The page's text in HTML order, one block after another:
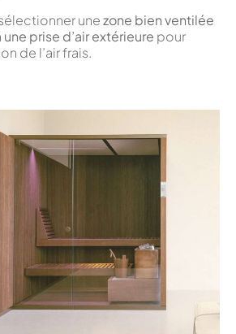
unezone bien ventilée
une prise d’air extérieure pour
de l’air frais.